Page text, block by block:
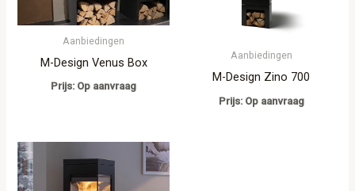
Aanbiedingen
M-Design Venus Box
Prijs: Op aanvraag
Aanbiedingen
M-Design Zino 700
Prijs: Op aanvraag